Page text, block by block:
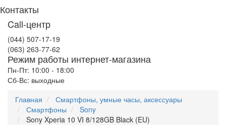
Контакты
Call-центр
(044) 507-17-19
(063) 263-77-62
Режим работы интернет-магазина
Пн-Пт: 10:00 - 18:00
Сб-Вс: выходные
Главная
Смартфоны, умные часы, аксессуары
Смартфоны
Sony
Sony Xperia 10 VI 8/128GB Black (EU)